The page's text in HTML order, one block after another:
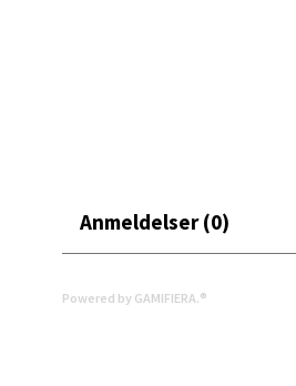
Anmeldelser (0)
Powered by GAMIFIERA.®